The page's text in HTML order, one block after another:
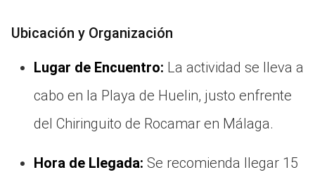
Ubicación y Organización
Lugar de Encuentro: La actividad se lleva a
cabo en la Playa de Huelin, justo enfrente
del Chiringuito de Rocamar en Málaga.
Hora de Llegada: Se recomienda llegar 15